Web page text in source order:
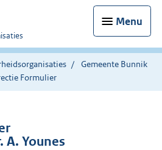
Menu
Gemeente Bunnik
Formulier
A. Younes